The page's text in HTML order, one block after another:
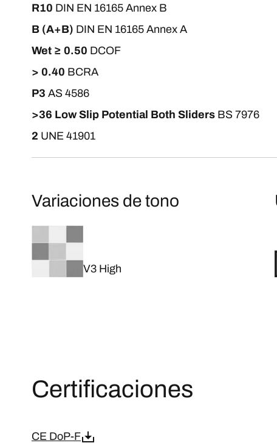
R10 DIN EN 16165 Annex B
B (A+B) DIN EN 16165 Annex A
Wet ≥ 0.50 DCOF
> 0.40 BCRA
P3 AS 4586
>36 Low Slip Potential Both Sliders BS 7976
2 UNE 41901
Variaciones de tono
V3 High
Certificaciones
CE DoP-F